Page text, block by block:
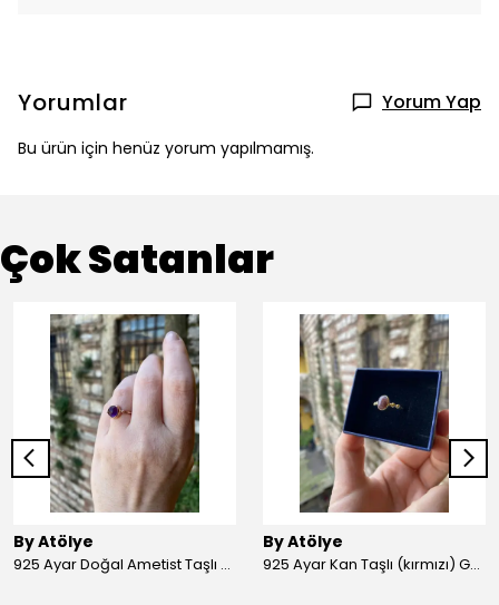
Yorumlar Yorum Yap
Bu ürün için henüz yorum yapılmamış.
Çok Satanlar
By Atölye
925 Ayar Doğal Ametist Taşlı Yuvarlak Gümüş Yüzük
By Atölye
925 Ayar Kan Taşlı (kırmızı) Gümüş Yüzük